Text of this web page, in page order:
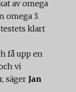
av omega
omega 3.
testets klart
få upp en
vi
säger Jan